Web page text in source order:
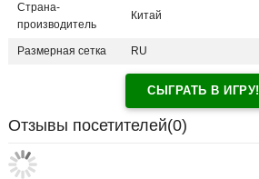
Страна-
производитель
Китай
Размерная сетка RU
СЫГРАТЬ В ИГРУ!
Отзывы посетителей(0)